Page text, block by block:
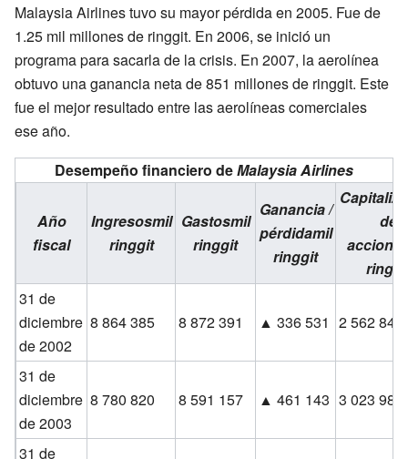
Malaysia Airlines tuvo su mayor pérdida en 2005. Fue de
1.25 mil millones de ringgit. En 2006, se inició un
programa para sacarla de la crisis. En 2007, la aerolínea
obtuvo una ganancia neta de 851 millones de ringgit. Este
fue el mejor resultado entre las aerolíneas comerciales
ese año.
Desempeño financiero deMalaysia Airlines
Año
fiscal
Ingresosmil
ringgit
Gastosmil
ringgit
Ganancia /
pérdidamil
ringgit
de
31 de
diciembre
de 2002
8 864 385 8 872 391 ▲ 336 531 2 562 841
31 de
diciembre
de 2003
8 780 820 8 591 157 ▲ 461 143 3 023 984
31 de